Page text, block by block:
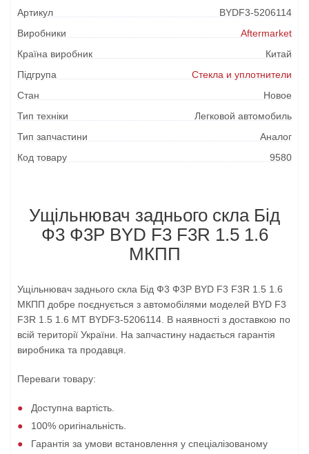
Артикул
BYDF3-5206114
Виробники
Aftermarket
Країна виробник
Китай
Підгрупа
Стекла и уплотнители
Стан
Новое
Тип техніки
Легковой автомобиль
Тип запчастини
Аналог
Код товару
9580
Ущільнювач заднього скла Бід
Ф3 Ф3Р BYD F3 F3R 1.5 1.6
МКПП
Ущільнювач заднього скла Бід Ф3 Ф3Р BYD F3 F3R 1.5 1.6
МКПП добре поєднується з автомобілями моделей BYD F3
F3R 1.5 1.6 MT BYDF3-5206114. В наявності з доставкою по
всій території України. На запчастину надається гарантія
виробника та продавця.
Переваги товару:
Доступна вартість.
100% оригінальність.
Гарантія за умови встановлення у спеціалізованому